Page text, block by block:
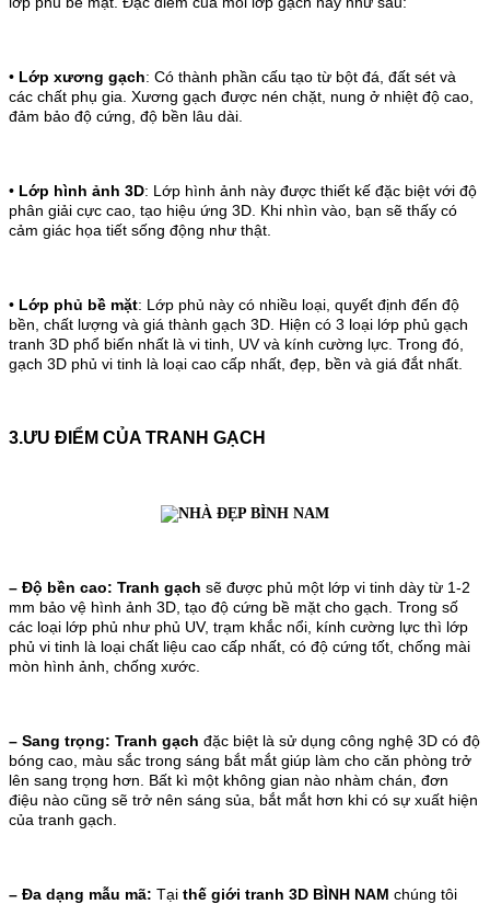
• Lớp xương gạch: Có thành phần cấu tạo từ bột đá, đất sét và
các chất phụ gia. Xương gạch được nén chặt, nung ở nhiệt độ cao,
đảm bảo độ cứng, độ bền lâu dài.
• Lớp hình ảnh 3D: Lớp hình ảnh này được thiết kế đặc biệt với độ
phân giải cực cao, tạo hiệu ứng 3D. Khi nhìn vào, bạn sẽ thấy có
cảm giác họa tiết sống động như thật.
• Lớp phủ bề mặt: Lớp phủ này có nhiều loại, quyết định đến độ
bền, chất lượng và giá thành gạch 3D. Hiện có 3 loại lớp phủ gạch
tranh 3D phổ biến nhất là vi tinh, UV và kính cường lực. Trong đó,
gạch 3D phủ vi tinh là loại cao cấp nhất, đẹp, bền và giá đắt nhất.
3.ƯU ĐIỂM CỦA TRANH GẠCH
– Độ bền cao: Tranh gạch sẽ được phủ một lớp vi tinh dày từ 1-2
mm bảo vệ hình ảnh 3D, tạo độ cứng bề mặt cho gạch. Trong số
các loại lớp phủ như phủ UV, trạm khắc nổi, kính cường lực thì lớp
phủ vi tinh là loại chất liệu cao cấp nhất, có độ cứng tốt, chống mài
mòn hình ảnh, chống xước.
– Sang trọng: Tranh gạch đặc biệt là sử dụng công nghệ 3D có độ
bóng cao, màu sắc trong sáng bắt mắt giúp làm cho căn phòng trở
lên sang trọng hơn. Bất kì một không gian nào nhàm chán, đơn
điệu nào cũng sẽ trở nên sáng sủa, bắt mắt hơn khi có sự xuất hiện
của tranh gạch.
– Đa dạng mẫu mã: Tại thế giới tranh 3D BÌNH NAM chúng tôi